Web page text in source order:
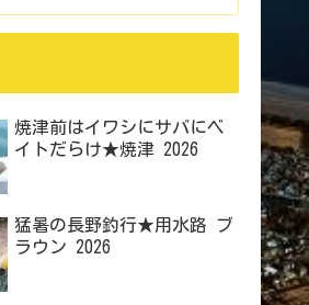
焼津前はイワシにサバにベ
イトだらけ★焼津 2026
猛暑の長野釣行★用水路 ブ
ラウン 2026